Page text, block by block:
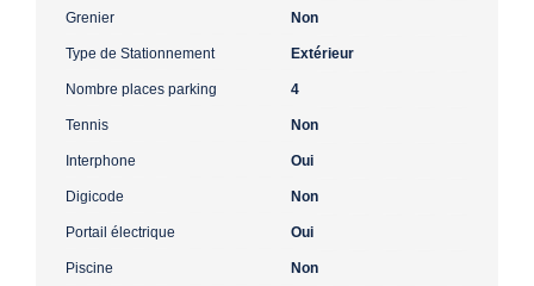
Grenier Non
Type de Stationnement Extérieur
Nombre places parking 4
Tennis Non
Interphone Oui
Digicode Non
Portail électrique Oui
Piscine Non